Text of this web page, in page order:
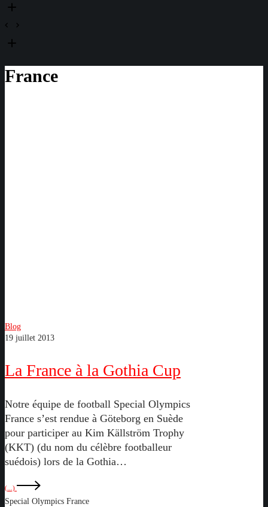
France
Blog
19 juillet 2013
La France à la Gothia Cup
Notre équipe de football Special Olympics
France s’est rendue à Göteborg en Suède
pour participer au Kim Källström Trophy
(KKT) (du nom du célèbre footballeur
suédois) lors de la Gothia…
(...)
Special Olympics France